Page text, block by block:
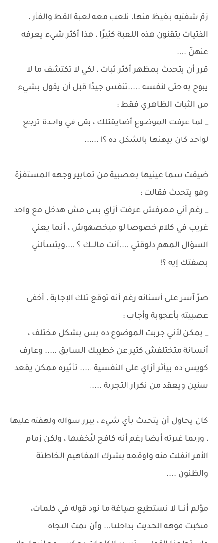
زمّ شفتيه بغيظ منها، تلعب معه لعبة القط والفأر ،
الفتيات يتقنون هذه اللعبة كثيرًا ، هذا أكثر شيء يعرفه
عنهنّ ....
قرر أن يتحدث بمظهر أكثر ثبات ، لكي لا تكتشف ما لا
يبوح به حتى لنفسه .....تنفس جيدًا قبل أن يقول بشيء
من الثبات الظاهري فقط :
_ لما عرفت الموضوع أضايقتلك ، بقى في واحدة ترجع
لواحد كان بيهنها بالشكل ده ؟! ......
ضيقت سما عينيها بعصبية من تعابير وجهه المستفزة
وهو يتحدث فقالت :
_ رغم أني معرفش عرفت أزاي بس مش هدخل مع واحد
غريب في كلام خصوصا لو ميخصهوش ، أنما يعني
السؤال المهم دلوقتي ....أنت مالـــك ؟ ....وبتسألني
بصفتك إيه ؟!
صرّ آسر على أسنانه رغم أنه توقع تلك الإجابة ، أخفى
عصبيته بأعجوبة وأجاب :
_ يمكن لأني جربت الموضوع ده بس بشكل مختلف ،
أنسانة متختلفش كتير عن خطيبك السابق ..... وعارف
كويس ده بيأثر أزاي على النفسية ..... تأثيره ممكن يقعد
سنين ويعقد من تكرار التجربة .....
كان يحاول أن يتحدث بأي شيء ، يبرر سؤاله ولهفته عليها
، وربما غيرته أيضا رغم أنه كافح ليُخفيها ، ولكن زمام
الأمر انفلت منه واوقعه بشرك المفاهيم الخاطئة
والظنون ....
مؤلم أننا لا نستطيع صياغة ما نود قوله في كلمات،
فنكبت فوهة الحديث بداخلنا... وأن تمت النجاة